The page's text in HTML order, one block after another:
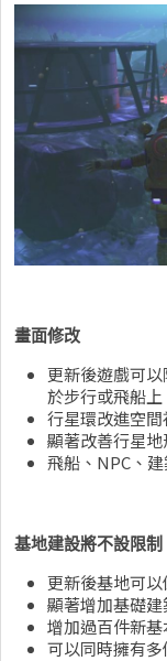
畫面修改
更新後遊戲可
於步行或飛船上
行星環改進空
顯著改善行星
飛船、NPC、
基地建設將不設限制
更新後基地可
顯著增加基礎
增加過百件新
可以同時擁有